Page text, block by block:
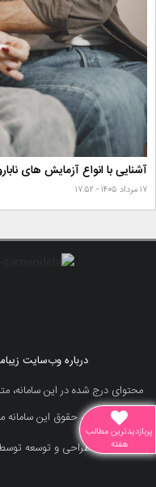
آشنایی با انواع آزمایش های
۱۷ مرداد ۱۴۰۵ - ۱۷:۵۲
درباره وب‌سایت
محتوای درج شده در این سامانه،
تمامی حقوق این سامانه
طراحی و توسعه
پربازدیدترین مطالب
هفته